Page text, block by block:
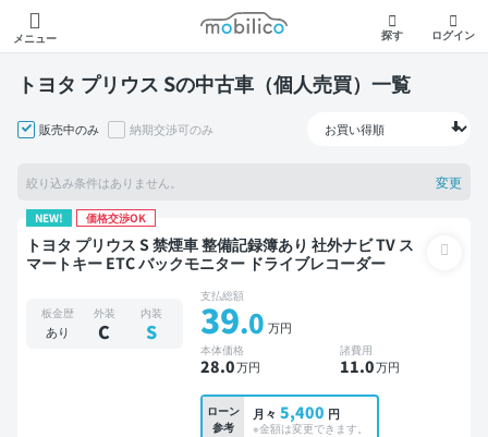
メニュー
モビリコ
探す ログイン
トヨタ プリウス Sの中古車（個人売買）一覧
販売中のみ 納期交渉可のみ
絞り込み条件はありません。 変更
NEW! 価格交渉OK
トヨタ プリウス S 禁煙車 整備記録簿あり 社外ナビ TV ス
マートキー ETC バックモニター ドライブレコーダー
板金歴
あり
外装
C
内装
S
支払総額
39.0 万円
本体価格
28.0万円
諸費用
11.0万円
ローン
参考
月々 5,400 円
※金額は変更できます。